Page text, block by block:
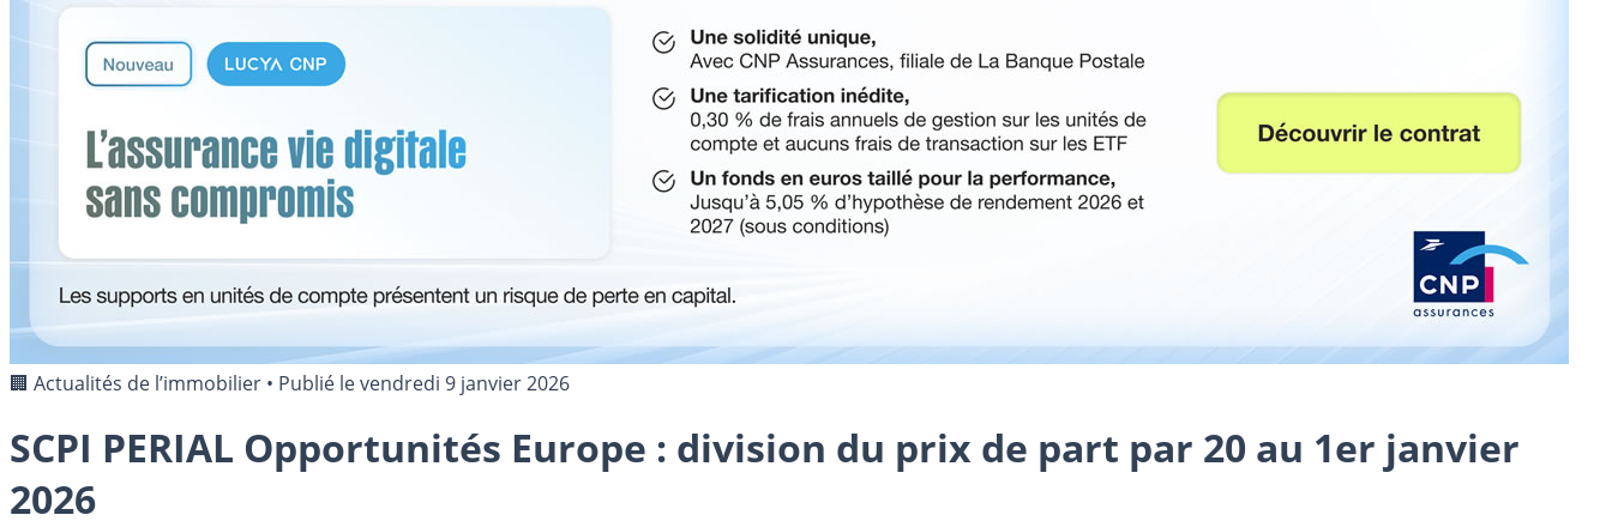
🏢 Actualités de l’immobilier • Publié levendredi 9 janvier 2026
SCPI PERIAL Opportunités Europe : division du prix de part par 20 au 1er janvier
2026